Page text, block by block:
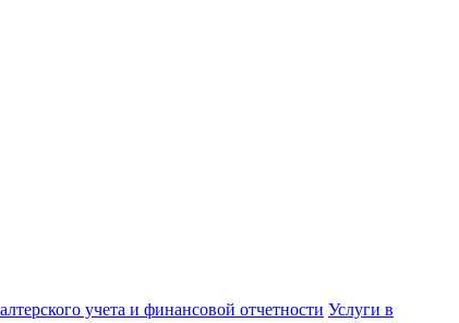
учета и финансовой отчетности Услуги в